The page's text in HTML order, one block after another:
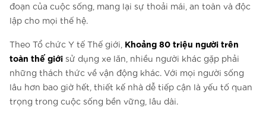
đoạn của cuộc sống, mang lại sự thoải mái, an toàn và độc
lập cho mọi thế hệ.
Theo Tổ chức Y tế Thế giới, Khoảng 80 triệu người trên
toàn thế giới sử dụng xe lăn, nhiều người khác gặp phải
những thách thức về vận động khác. Với mọi người sống
lâu hơn bao giờ hết, thiết kế nhà dễ tiếp cận là yếu tố quan
trọng trong cuộc sống bền vững, lâu dài.